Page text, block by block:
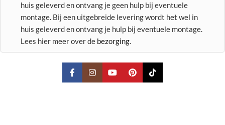
huis geleverd en ontvang je geen hulp bij eventuele
montage. Bij een uitgebreide levering wordt het wel in
huis geleverd en ontvang je hulp bij eventuele montage.
Lees hier meer over de bezorging.